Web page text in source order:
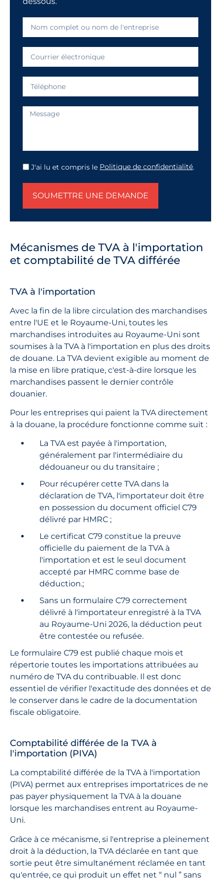
J'ai lu et compris le Politique de confidentialité.
SOUMETTRE UNE DEMANDE
Mécanismes de TVA à l'importation
et comptabilité de TVA différée
TVA à l'importation
Avec la fin de la libre circulation des marchandises
entre l'UE et le Royaume-Uni, toutes les
marchandises introduites au Royaume-Uni sont
soumises à la TVA à l'importation en plus des droits
de douane. La TVA devient exigible au moment de
la mise en libre pratique, c'est-à-dire lorsque les
marchandises passent le dernier contrôle
douanier.
Pour les entreprises qui paient la TVA directement
à la douane, la procédure fonctionne comme suit :
La TVA est payée à l'importation,
généralement par l'intermédiaire du
dédouaneur ou du transitaire ;
Pour récupérer cette TVA dans la
déclaration de TVA, l'importateur doit être
en possession du document officiel C79
délivré par HMRC ;
Le certificat C79 constitue la preuve
officielle du paiement de la TVA à
l'importation et est le seul document
accepté par HMRC comme base de
déduction.;
Sans un formulaire C79 correctement
délivré à l'importateur enregistré à la TVA
au Royaume-Uni 2026, la déduction peut
être contestée ou refusée.
Le formulaire C79 est publié chaque mois et
répertorie toutes les importations attribuées au
numéro de TVA du contribuable. Il est donc
essentiel de vérifier l'exactitude des données et de
le conserver dans le cadre de la documentation
fiscale obligatoire.
Comptabilité différée de la TVA à
l'importation (PIVA)
La comptabilité différée de la TVA à l'importation
(PIVA) permet aux entreprises importatrices de ne
pas payer physiquement la TVA à la douane
lorsque les marchandises entrent au Royaume-
Uni.
Grâce à ce mécanisme, si l'entreprise a pleinement
droit à la déduction, la TVA déclarée en tant que
sortie peut être simultanément réclamée en tant
qu'entrée, ce qui produit un effet net “ nul ” sans